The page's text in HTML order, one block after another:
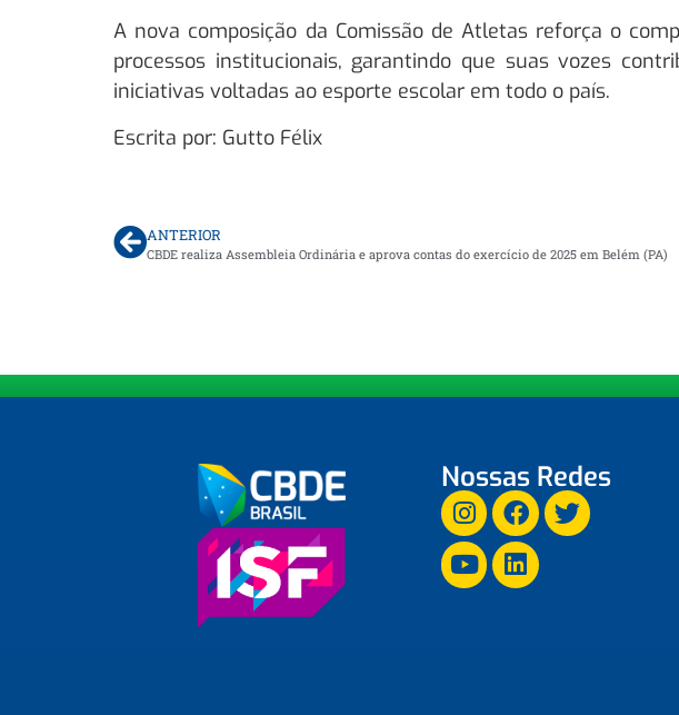
A nova composição da Comissão de Atletas reforça o
processos institucionais, garantindo que suas vozes
iniciativas voltadas ao esporte escolar em todo o país.
Escrita por: Gutto Félix
ANTERIOR
CBDE realiza Assembleia Ordinária e aprova contas do exercício de 2025 em Belém (PA)
Nossas Redes